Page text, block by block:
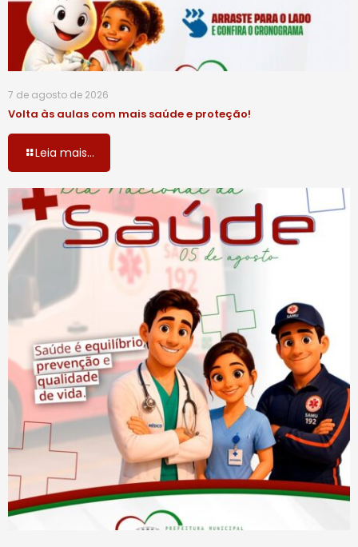
7 de agosto de 2026
Volta às aulas com mais saúde e proteção!
Leia mais...